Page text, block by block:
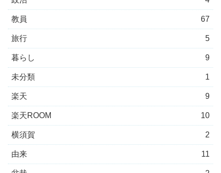
教員 67
旅行 5
暮らし 9
未分類 1
楽天 9
楽天ROOM 10
横須賀 2
由来 11